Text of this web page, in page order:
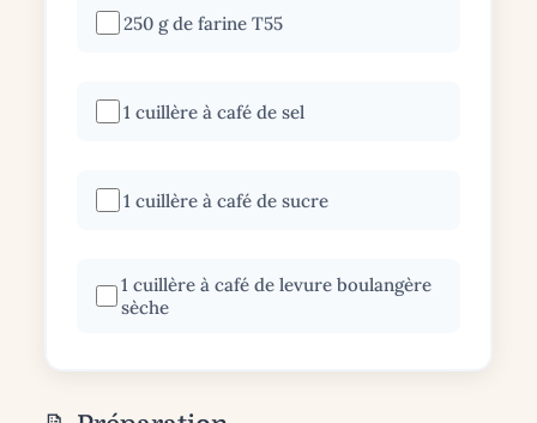
250 g de farine T55
1 cuillère à café de sel
1 cuillère à café de sucre
1 cuillère à café de levure boulangère
sèche